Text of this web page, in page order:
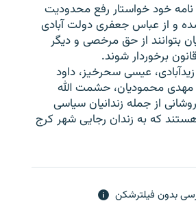
نامه خود خواستار رفع محدوديت
و از عباس جعفری دولت آبادی
بتوانند از حق مرخصی و ديگر
برخوردار شوند.
عيسی سحرخيز، داود
مهدی محموديان، حشمت الله
از جمله زندانيان سياسی
که به زندان رجايی شهر کرج
بدون فیلترشکن